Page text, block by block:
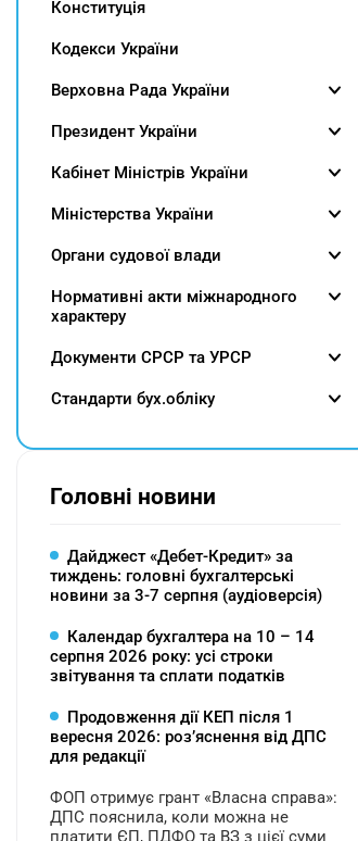
Конституція
Кодекси України
Верховна Рада України
Президент України
Кабінет Міністрів України
Міністерства України
Органи судової влади
Нормативні акти міжнародного
характеру
Документи СРСР та УРСР
Cтандарти бух.обліку
Головні новини
Дайджест «Дебет-Кредит» за
тиждень: головні бухгалтерські
новини за 3-7 серпня (аудіоверсія)
Календар бухгалтера на 10 – 14
серпня 2026 року: усі строки
звітування та сплати податків
Продовження дії КЕП після 1
вересня 2026: розʼяснення від ДПС
для редакції
ФОП отримує грант «Власна справа»:
ДПС пояснила, коли можна не
платити ЄП, ПДФО та ВЗ з цієї суми